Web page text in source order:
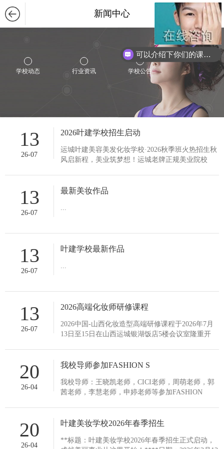
新闻中心
学校动态 行业资讯 学校公告
13
26-07
2026叶建学校招生启动
运城叶建美容美发化妆学校·2026秋季班火热招生秋
风启新程，美业筑梦想！运城老牌正规美业院校
13
26-07
最新美妆作品
...
13
26-07
叶建学校最新作品
...
13
26-07
2026高端化妆师研修课程
2026中国-山西化妆造型高端研修课程于2026年7月
13日至15日在山西运城银湖饭店5楼会议室隆重开
20
26-04
我校导师参加FASHION S
我校导师：王晓凯老师，CICI老师，周萌老师，郭
茜老师，李慧老师，申婷老师等参加FASHION
20
26-04
叶建美妆学校2026年春季招生
**标题：叶建美妆学校2026年春季招生正式启动，
可以介绍下你们的课程么？